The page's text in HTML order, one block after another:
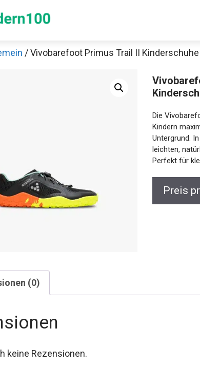
/ Vivobarefoot Primus Trail II Kinderschuhe
Die
Kindern
Untergrund.
leichten,
Perfekt für
Preis
(0)
keine Rezensionen.